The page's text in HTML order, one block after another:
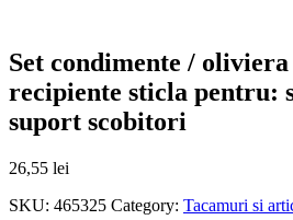
Set condimente /
recipiente sticla pentru:
suport scobitori
26,55 lei
SKU: 465325 Category: Tacamuri si